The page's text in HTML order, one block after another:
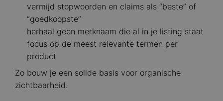
vermijd stopwoorden en claims als “beste” of
“goedkoopste”
herhaal geen merknaam die al in je listing staat
focus op de meest relevante termen per
product
Zo bouw je een solide basis voor organische
zichtbaarheid.